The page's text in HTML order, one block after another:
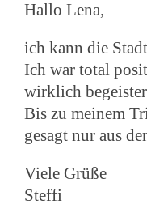
Hallo Lena,
ich kann die
Ich war total
wirklich
Bis zu meinem
gesagt nur aus
Viele Grüße
Steffi